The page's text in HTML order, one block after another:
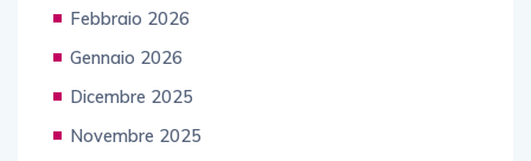
Febbraio 2026
Gennaio 2026
Dicembre 2025
Novembre 2025